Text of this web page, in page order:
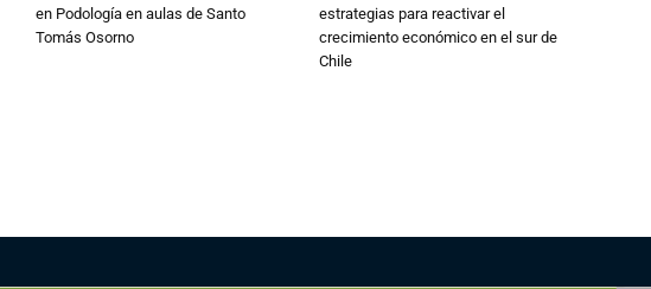
en Podología en aulas de Santo
Tomás Osorno
estrategias para reactivar el
crecimiento económico en el sur de
Chile